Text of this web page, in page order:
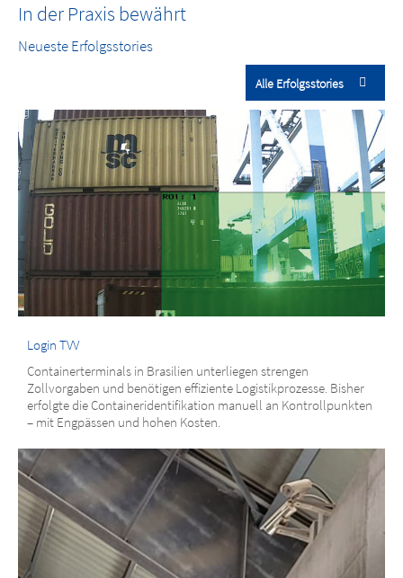
In der Praxis bewährt
Neueste Erfolgsstories
Alle Erfolgsstories
Login TVV
Containerterminals in Brasilien unterliegen strengen
Zollvorgaben und benötigen effiziente Logistikprozesse. Bisher
erfolgte die Containeridentifikation manuell an Kontrollpunkten
– mit Engpässen und hohen Kosten.